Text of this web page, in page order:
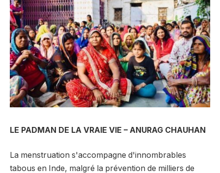
LE PADMAN DE LA VRAIE VIE – ANURAG CHAUHAN
La menstruation s'accompagne d'innombrables
tabous en Inde, malgré la prévention de milliers de